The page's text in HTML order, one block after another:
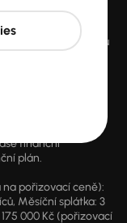
poskytnutých
Vyšší hodnoty
akcí dle výběru
hotovosti a další
vlastního výběru. V
smlouvy
informace k
kalkulaci,
finanční
plán.
pořizovací ceně):
Měsíční splátka: 3
000 Kč (pořizovací